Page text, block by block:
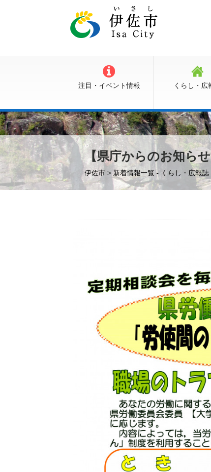
注目・イベント情報 くらし・広
【県庁からのお知ら
伊佐市 >新着情報一覧 - くらし・広報誌